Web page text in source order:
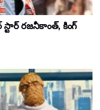
రజనీకాంత్, కింగ్